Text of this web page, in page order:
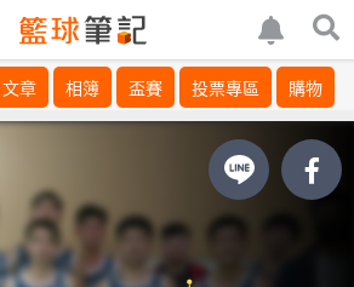
文章 相簿 盃賽 投票專區 購物